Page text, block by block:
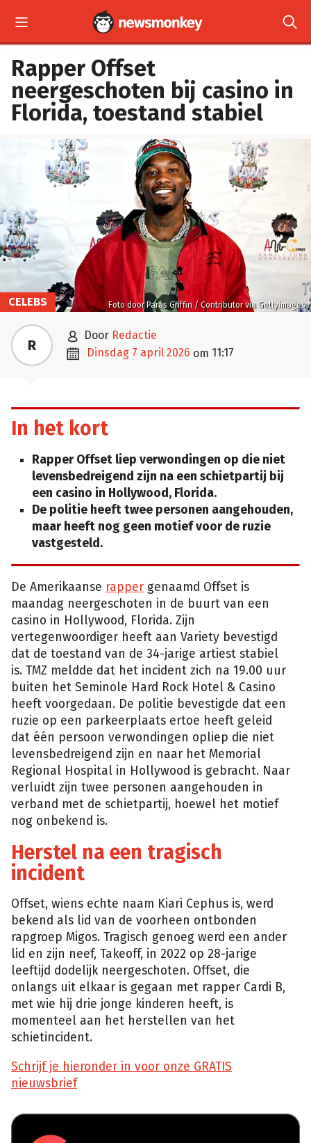
 
Rapper Offset
neergeschoten bij casino in
Florida, toestand stabiel
Foto door Paras Griffin / Contributor via Gettyimages
CELEBS
R  door Redactie
 dinsdag 7 april 2026 om 11:17
In het kort
Rapper Offset liep verwondingen op die niet
levensbedreigend zijn na een schietpartij bij
een casino in Hollywood, Florida.
De politie heeft twee personen aangehouden,
maar heeft nog geen motief voor de ruzie
vastgesteld.
De Amerikaanse rapper genaamd Offset is
maandag neergeschoten in de buurt van een
casino in Hollywood, Florida. Zijn
vertegenwoordiger heeft aan Variety bevestigd
dat de toestand van de 34-jarige artiest stabiel
is. TMZ meldde dat het incident zich na 19.00 uur
buiten het Seminole Hard Rock Hotel & Casino
heeft voorgedaan. De politie bevestigde dat een
ruzie op een parkeerplaats ertoe heeft geleid
dat één persoon verwondingen opliep die niet
levensbedreigend zijn en naar het Memorial
Regional Hospital in Hollywood is gebracht. Naar
verluidt zijn twee personen aangehouden in
verband met de schietpartij, hoewel het motief
nog onbekend is.
Herstel na een tragisch
incident
Offset, wiens echte naam Kiari Cephus is, werd
bekend als lid van de voorheen ontbonden
rapgroep Migos. Tragisch genoeg werd een ander
lid en zijn neef, Takeoff, in 2022 op 28-jarige
leeftijd dodelijk neergeschoten. Offset, die
onlangs uit elkaar is gegaan met rapper Cardi B,
met wie hij drie jonge kinderen heeft, is
momenteel aan het herstellen van het
schietincident.
Schrijf je hieronder in voor onze GRATIS
nieuwsbrief